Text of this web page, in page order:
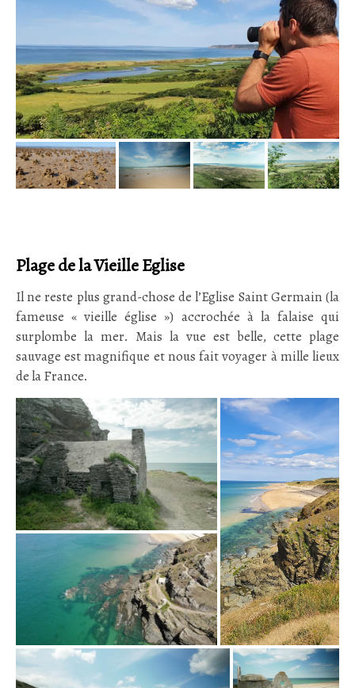
Plage de la Vieille Eglise
Il ne reste plus grand-chose de l’Eglise Saint Germain (la
fameuse « vieille église ») accrochée à la falaise qui
surplombe la mer. Mais la vue est belle, cette plage
sauvage est magnifique et nous fait voyager à mille lieux
de la France.